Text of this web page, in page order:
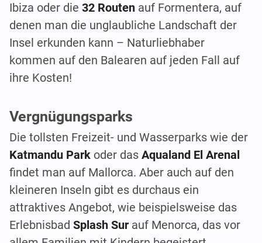
Ibiza oder die 32 Routen auf Formentera, auf
denen man die unglaubliche Landschaft der
Insel erkunden kann – Naturliebhaber
kommen auf den Balearen auf jeden Fall auf
ihre Kosten!
Vergnügungsparks
Die tollsten Freizeit- und Wasserparks wie der
Katmandu Park oder das Aqualand El Arenal
findet man auf Mallorca. Aber auch auf den
kleineren Inseln gibt es durchaus ein
attraktives Angebot, wie beispielsweise das
Erlebnisbad Splash Sur auf Menorca, das vor